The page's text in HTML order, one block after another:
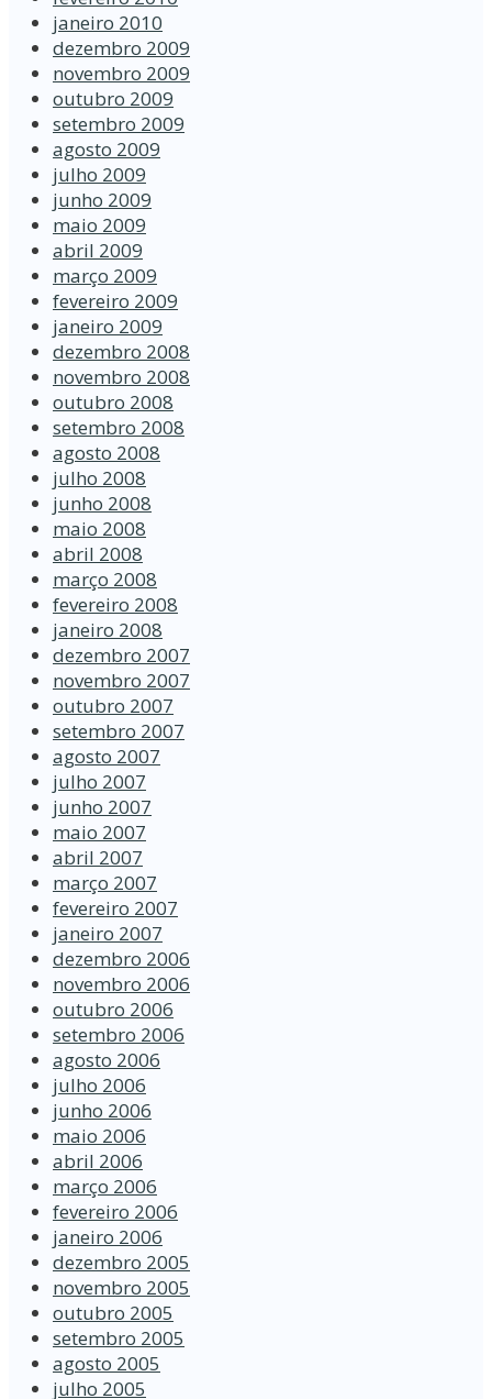
janeiro 2010
dezembro 2009
novembro 2009
outubro 2009
setembro 2009
agosto 2009
julho 2009
junho 2009
maio 2009
abril 2009
março 2009
fevereiro 2009
janeiro 2009
dezembro 2008
novembro 2008
outubro 2008
setembro 2008
agosto 2008
julho 2008
junho 2008
maio 2008
abril 2008
março 2008
fevereiro 2008
janeiro 2008
dezembro 2007
novembro 2007
outubro 2007
setembro 2007
agosto 2007
julho 2007
junho 2007
maio 2007
abril 2007
março 2007
fevereiro 2007
janeiro 2007
dezembro 2006
novembro 2006
outubro 2006
setembro 2006
agosto 2006
julho 2006
junho 2006
maio 2006
abril 2006
março 2006
fevereiro 2006
janeiro 2006
dezembro 2005
novembro 2005
outubro 2005
setembro 2005
agosto 2005
julho 2005